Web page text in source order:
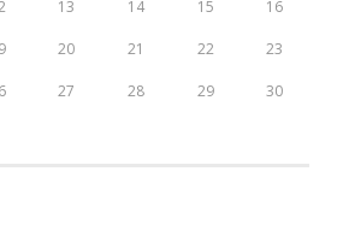
13 14 15 16
20 21 22 23
27 28 29 30